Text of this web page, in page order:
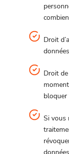
Droit
Droit
bloquer
Si vous